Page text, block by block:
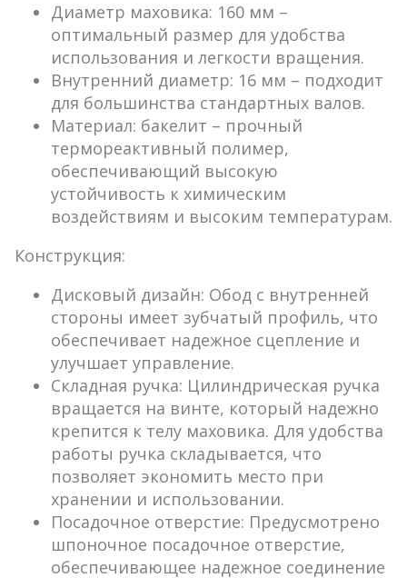
Диаметр маховика: 160 мм –
оптимальный размер для удобства
использования и легкости вращения.
Внутренний диаметр: 16 мм – подходит
для большинства стандартных валов.
Материал: бакелит – прочный
термореактивный полимер,
обеспечивающий высокую
устойчивость к химическим
воздействиям и высоким температурам.
Конструкция:
Дисковый дизайн: Обод с внутренней
стороны имеет зубчатый профиль, что
обеспечивает надежное сцепление и
улучшает управление.
Складная ручка: Цилиндрическая ручка
вращается на винте, который надежно
крепится к телу маховика. Для удобства
работы ручка складывается, что
позволяет экономить место при
хранении и использовании.
Посадочное отверстие: Предусмотрено
шпоночное посадочное отверстие,
обеспечивающее надежное соединение